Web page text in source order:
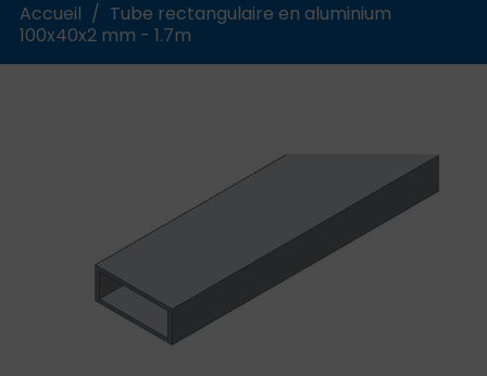
Accueil
Tube rectangulaire en aluminium
100x40x2 mm - 1.7m